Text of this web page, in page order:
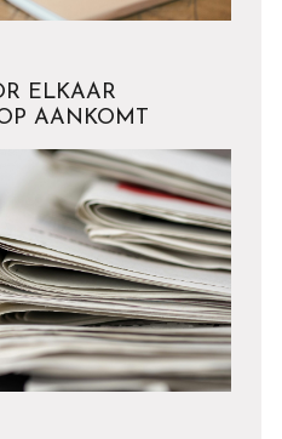
ELKAAR
AANKOMT